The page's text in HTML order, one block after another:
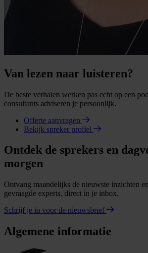
Van lezen naar luisteren?
De beste verhalen werken pas echt op een
consultants adviseren je persoonlijk.
Offerte aanvragen
Bekijk spreker profiel
Ontdek de sprekers en
morgen
Ontvang maandelijks de nieuwste inzichten
gevraagde experts, direct in je inbox.
Schrijf je in voor de nieuwsbrief
Algemene informatie